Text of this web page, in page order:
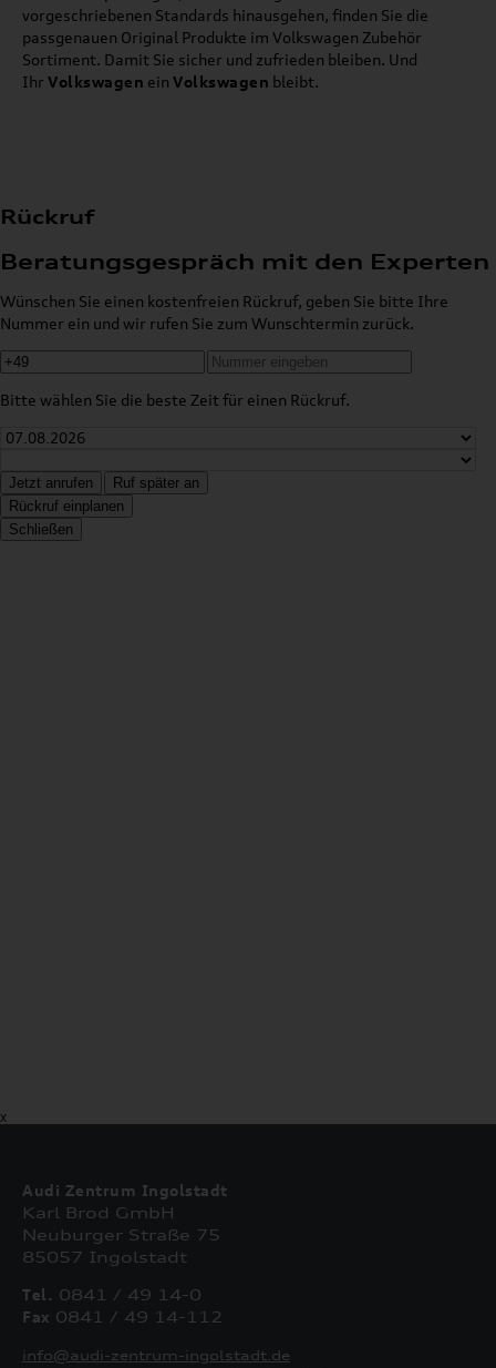
vorgeschriebenen Standards hinausgehen, finden Sie die
passgenauen Original Produkte im Volkswagen Zubehör
Sortiment. Damit Sie sicher und zufrieden bleiben. Und
Ihr Volkswagen ein Volkswagen bleibt.
Rückruf
Beratungsgespräch mit den Experten
Wünschen Sie einen kostenfreien Rückruf, geben Sie bitte Ihre
Nummer ein und wir rufen Sie zum Wunschtermin zurück.
Bitte wählen Sie die beste Zeit für einen Rückruf.
Jetzt anrufen
Ruf später an
Rückruf einplanen
Schließen
X
Audi Zentrum Ingolstadt
Karl Brod GmbH
Neuburger Straße 75
85057 Ingolstadt
Tel. 0841 / 49 14-0
Fax 0841 / 49 14-112
info@audi-zentrum-ingolstadt.de